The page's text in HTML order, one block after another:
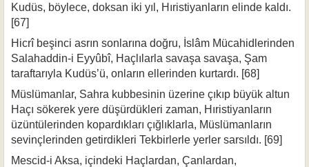
Kudüs, böylece, doksan iki yıl, Hıristiyanların elinde kaldı.
[67]
Hicrî beşinci asrın sonlarına doğru, İslâm Mücahidlerinden
Salahaddin-i Eyyûbî, Haçlılarla savaşa savaşa, Şam
taraftarıyla Kudüs’ü, onların ellerinden kurtar­dı. [68]
Müslümanlar, Sahra kubbesinin üzerine çıkıp büyük altun
Haçı sökerek yere düşürdükleri zaman, Hıristiyanların
üzüntülerinden kopardıkları çığlıklarla, Müs­lümanların
sevinçlerinden getirdikleri Tekbirlerle yerler sarsıldı. [69]
Mescid-i Aksa, içindeki Haçlardan, Çanlardan,